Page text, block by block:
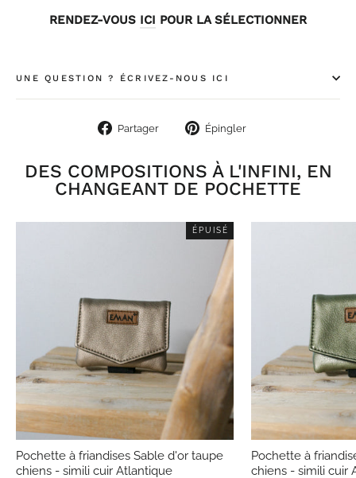
RENDEZ-VOUS ICI POUR LA SÉLECTIONNER
UNE QUESTION ? ÉCRIVEZ-NOUS ICI
Partager
PartagerÉpingler
DES COMPOSITIONS À L'INFINI, EN
CHANGEANT DE POCHETTE
ÉPUISÉ
Pochette à friandises Sable d'or taupe
chiens - simili cuir Atlantique
Pochette à
chiens - simili cuir